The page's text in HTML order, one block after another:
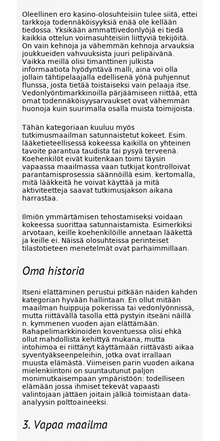
Oleellinen ero kasino-olosuhteisiin tulee siitä, ettei
tarkkoja todennäköisyyksiä enää ole kellään
tiedossa. Yksikään ammattivedonlyöjä ei tiedä
kaikkia ottelun voimasuhteisiin liittyviä tekijöitä.
On vain kehnoja ja vähemmän kehnoja arvauksia
joukkueiden vahvuuksista juuri pelipäivänä.
Vaikka meillä olisi timanttinen julkista
informaatiota hyödyntävä malli, aina voi olla
jollain tähtipelaajalla edellisenä yönä puhjennut
flunssa, josta tietää toistaiseksi vain pelaaja itse.
Vedonlyöntimarkkinoilla pärjäämiseen riittää, että
omat todennäköisyysarvaukset ovat vähemmän
huonoja kuin suurimalla osalla muista toimijoista.
Tähän kategoriaan kuuluu myös
tutkimusmaailman satunnaistetut kokeet. Esim.
lääketieteellisessä kokeessa kaikilla on yhteinen
tavoite parantua taudista tai pysyä terveenä.
Koehenkilöt eivät kuitenkaan toimi täysin
vapaassa maailmassa vaan tutkijat kontrolloivat
parantamisprosessia säännöillä esim. kertomalla,
mitä lääkkeitä he voivat käyttää ja mitä
aktiviteetteja saavat tutkimusjakson aikana
harrastaa.
Ilmiön ymmärtämisen tehostamiseksi voidaan
kokeessa suorittaa satunnaistamista. Esimerkiksi
arvotaan, keille koehenkilöille annetaan lääkettä
ja keille ei. Näissä olosuhteissa perinteiset
tilastotieteen menetelmät ovat parhaimmillaan.
Oma historia
Itseni elättäminen perustui pitkään näiden kahden
kategorian hyvään hallintaan. En ollut mitään
maailman huippuja pokerissa tai vedonlyönnissä,
mutta riittävällä tasolla että pystyin itseäni näillä
n. kymmenen vuoden ajan elättämään.
Rahapelimarkkinoiden koventuessa olisi ehkä
ollut mahdollista kehittyä mukana, mutta
intohimoa ei riittänyt käyttämään riittävästi aikaa
syventyäkseenpeleihin, jotka ovat irrallaan
muusta elämästä. Viimeisen parin vuoden aikana
mielenkiintoni on suuntautunut paljon
monimutkaisempaan ympäristöön: todelliseen
elämään jossa ihmiset tekevät vapaasti
valintojaan jättäen joitain jälkiä toimistaan data-
analyysin polttoaineeksi.
3. Vapaa maailma